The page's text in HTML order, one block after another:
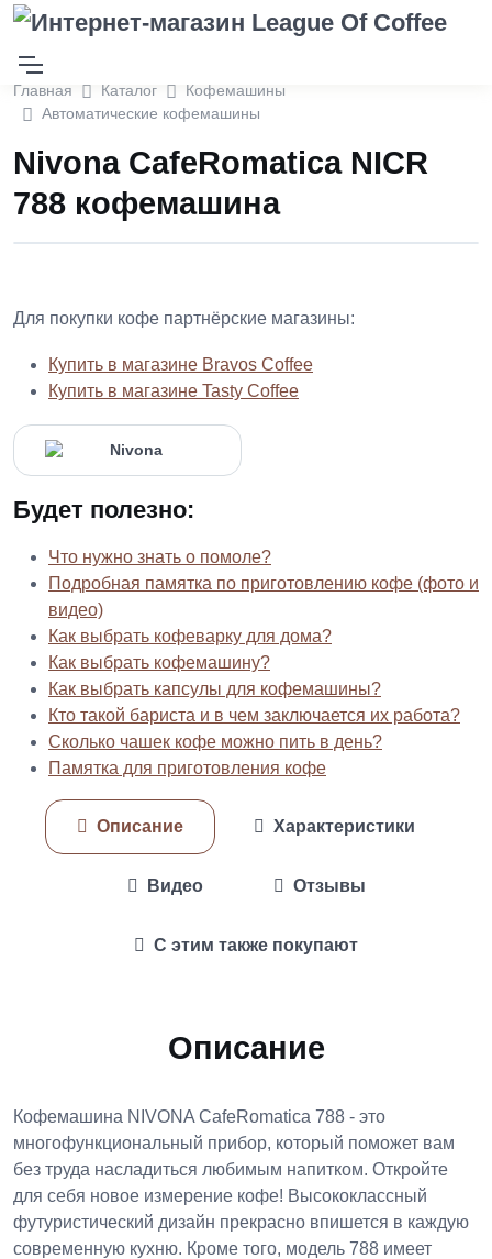
Главная Каталог
Кофемашины
Автоматические кофемашины
Nivona CafeRomatica NICR
788 кофемашина
Для покупки кофе партнёрские магазины:
Купить в магазине Bravos Coffee
Купить в магазине Tasty Coffee
Будет полезно:
Что нужно знать о помоле?
Подробная памятка по приготовлению кофе (фото и
видео)
Как выбрать кофеварку для дома?
Как выбрать кофемашину?
Как выбрать капсулы для кофемашины?
Кто такой бариста и в чем заключается их работа?
Сколько чашек кофе можно пить в день?
Памятка для приготовления кофе
Описание Характеристики
Видео Отзывы
С этим также покупают
Описание
Кофемашина NIVONA CafeRomatica 788 - это
многофункциональный прибор, который поможет вам
без труда насладиться любимым напитком. Откройте
для себя новое измерение кофе! Высококлассный
футуристический дизайн прекрасно впишется в каждую
современную кухню. Кроме того, модель 788 имеет